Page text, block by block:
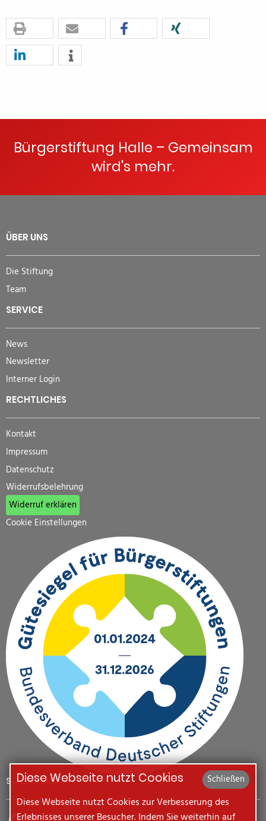
Bürgerstiftung Halle – Gemeinsam
wird's mehr.
ÜBER UNS
Die Stiftung
Team
SERVICE
News
Newsletter
Interner Login
RECHTLICHES
Kontakt
Impressum
Datenschutz
Widerrufsbelehrung
Widerruf erklären
Cookie Einstellungen
SOCIAL MEDIA Schließen
Diese Webseite nutzt Cookies
Diese Webseite nutzt Cookies zur Verbesserung des
Erlebnisses unserer Besucher. Indem Sie weiterhin auf